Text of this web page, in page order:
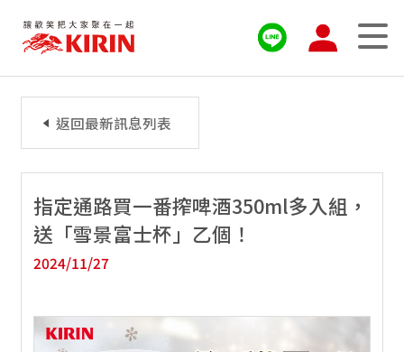
指定通路買一番搾啤酒350ml多入組，
送「雪景富士杯」乙個！
2024/11/27
返回最新訊息列表